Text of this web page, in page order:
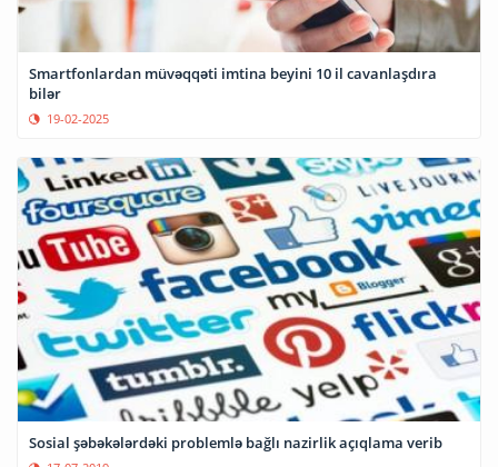
Smartfonlardan müvəqqəti imtina beyini 10 il cavanlaşdıra
bilər
19-02-2025
Sosial şəbəkələrdəki problemlə bağlı nazirlik açıqlama verib